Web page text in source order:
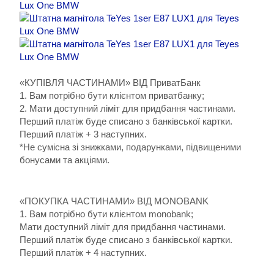
«КУПІВЛЯ ЧАСТИНАМИ» ВІД ПриватБанк
1. Вам потрібно бути клієнтом приватбанку;
2. Мати доступний ліміт для придбання частинами.
Перший платіж буде списано з банківської картки.
Перший платіж + 3 наступних.
*Не сумісна зі знижками, подарунками, підвищеними
бонусами та акціями.
«ПОКУПКА ЧАСТИНАМИ» ВІД MONOBANK
1. Вам потрібно бути клієнтом monobank;
Мати доступний ліміт для придбання частинами.
Перший платіж буде списано з банківської картки.
Перший платіж + 4 наступних.